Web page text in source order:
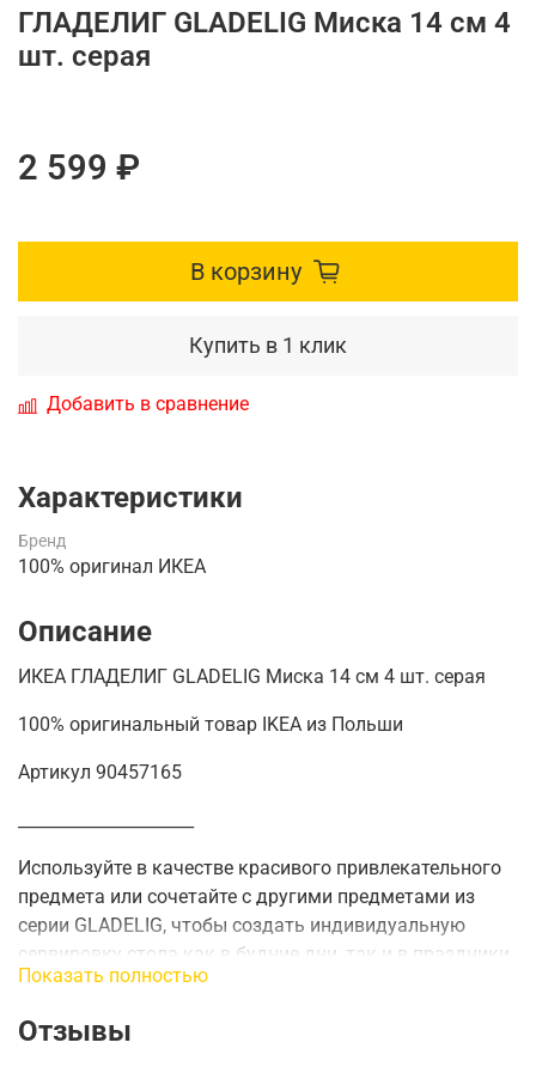
ГЛАДЕЛИГ GLADELIG Миска 14 см 4
шт. серая
2 599 ₽
В корзину
Купить в 1 клик
Добавить в сравнение
Характеристики
Бренд
100% оригинал ИКЕА
Описание
ИКЕА ГЛАДЕЛИГ GLADELIG Миска 14 см 4 шт. серая
100% оригинальный товар IKEA из Польши
Артикул 90457165
Используйте в качестве красивого привлекательного
предмета или сочетайте с другими предметами из
серии GLADELIG, чтобы создать индивидуальную
сервировку стола как в будние дни, так и в праздники.
Диаметр: 14 см
Емкость: 0.5л
Показать полностью
Отзывы